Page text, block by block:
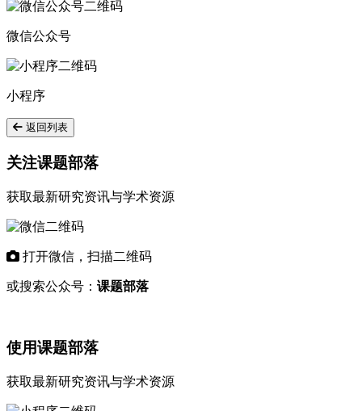
微信公众号
小程序
返回列表
关注课题部落
获取最新研究资讯与学术资源
打开微信，扫描二维码
或搜索公众号： 课题部落
使用课题部落
获取最新研究资讯与学术资源